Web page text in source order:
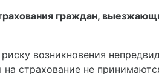
граждан,
возникновения
на страхование не